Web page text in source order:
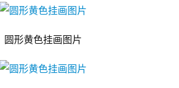
圆形黄色挂画图片